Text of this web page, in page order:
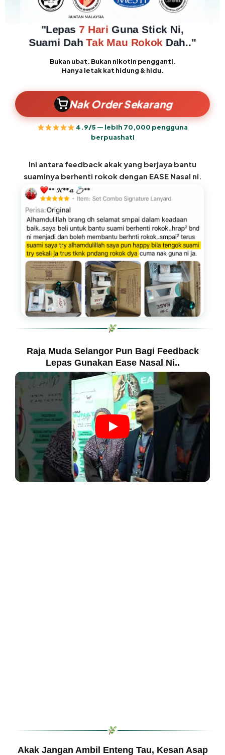
"Lepas 7 Hari Guna Stick Ni,
Suami DahTak Mau RokokDah.."
Bukan ubat. Bukan nikotin pengganti.
Hanya letak kat hidung & hidu.
Nak Order Sekarang
4.9/5 — lebih 70,000 pengguna
berpuashati
Ini antara feedback akak yang berjaya bantu
suaminya berhenti rokok dengan EASE Nasal ni.
Raja Muda Selangor Pun Bagi Feedback
Lepas Gunakan Ease Nasal Ni..
Akak Jangan Ambil Enteng Tau, Kesan Asap